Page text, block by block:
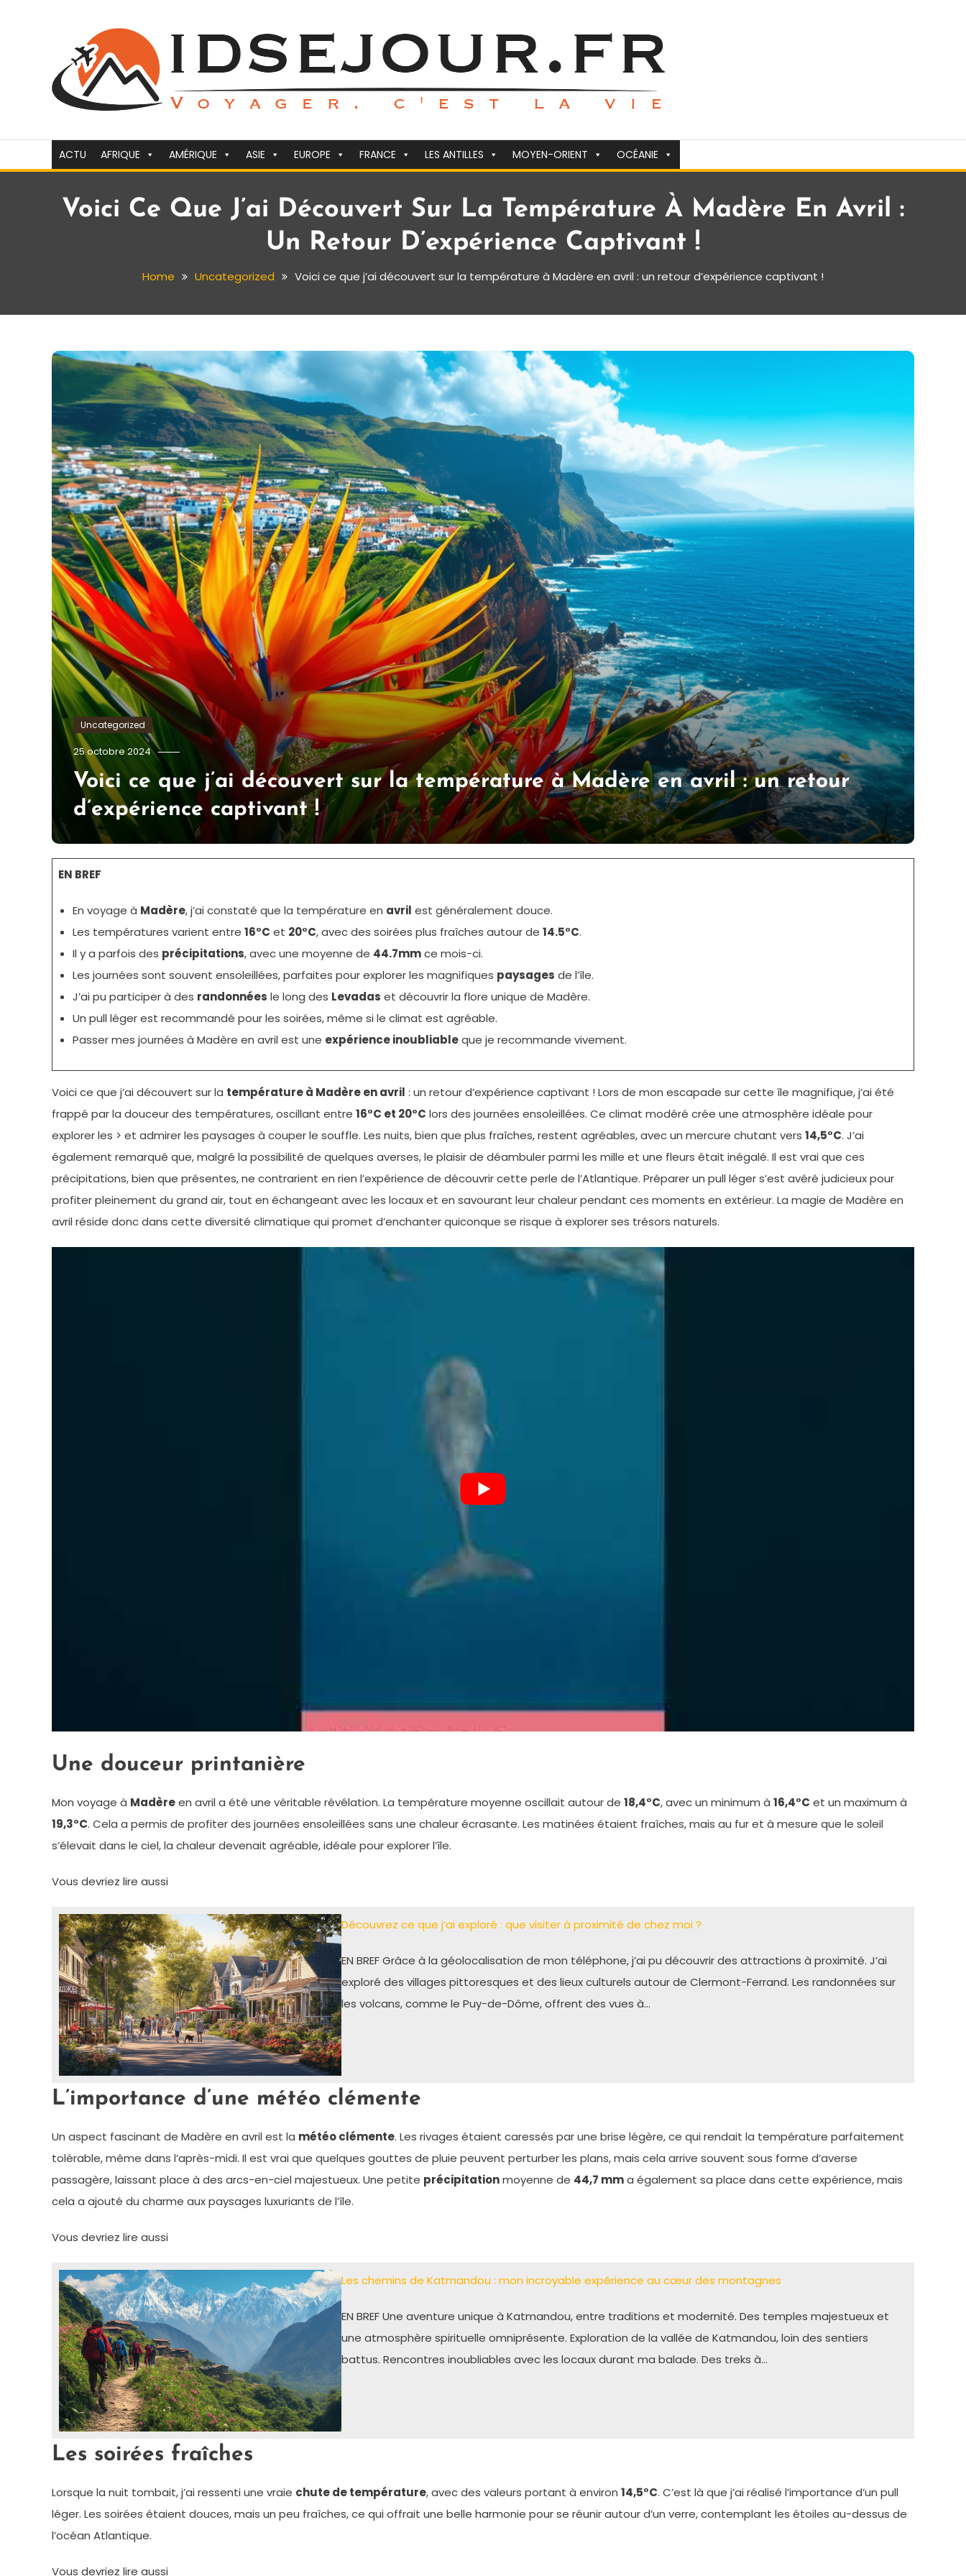
ACTU AFRIQUE AMÉRIQUE ASIE EUROPE FRANCE LES ANTILLES MOYEN-ORIENT OCÉANIE
Voici Ce Que J’ai Découvert Sur La Température À Madère En Avril :
Un Retour D’expérience Captivant !
Home Uncategorized Voici ce que j’ai découvert sur la température à Madère en avril : un retour d’expérience captivant !
Uncategorized
25 octobre 2024 Tom.Vidal.46
Voici ce que j’ai découvert sur la température à Madère en avril : un retour
d’expérience captivant !
EN BREF
En voyage à Madère, j’ai constaté que la température en avril est généralement douce.
Les températures varient entre 16°C et 20°C, avec des soirées plus fraîches autour de 14.5°C.
Il y a parfois des précipitations, avec une moyenne de 44.7mmce mois-ci.
Les journées sont souvent ensoleillées, parfaites pour explorer les magnifiques paysages de l’île.
J’ai pu participer à des randonnées le long des Levadas et découvrir la flore unique de Madère.
Un pull léger est recommandé pour les soirées, même si le climat est agréable.
Passer mes journées à Madère en avril est une expérience inoubliableque je recommande vivement.
Voici ce que j’ai découvert sur la température à Madère en avril : un retour d’expérience captivant ! Lors de mon escapade sur cette île magnifique, j’ai été
frappé par la douceur des températures, oscillant entre 16°C et 20°C lors des journées ensoleillées. Ce climat modéré crée une atmosphère idéale pour
explorer les > et admirer les paysages à couper le souffle. Les nuits, bien que plus fraîches, restent agréables, avec un mercure chutant vers 14,5°C. J’ai
également remarqué que, malgré la possibilité de quelques averses, le plaisir de déambuler parmi les mille et une fleurs était inégalé. Il est vrai que ces
précipitations, bien que présentes, ne contrarient en rien l’expérience de découvrir cette perle de l’Atlantique. Préparer un pull léger s’est avéré judicieux pour
profiter pleinement du grand air, tout en échangeant avec les locaux et en savourant leur chaleur pendant ces moments en extérieur. La magie de Madère en
avril réside donc dans cette diversité climatique qui promet d’enchanter quiconque se risque à explorer ses trésors naturels.
Une douceur printanière
Mon voyage à Madèreen avril a été une véritable révélation. La température moyenne oscillait autour de 18,4°C, avec un minimum à 16,4°C et un maximum à
19,3°C. Cela a permis de profiter des journées ensoleillées sans une chaleur écrasante. Les matinées étaient fraîches, mais au fur et à mesure que le soleil
s’élevait dans le ciel, la chaleur devenait agréable, idéale pour explorer l’île.
Vous devriez lire aussi
Découvrez ce que j’ai exploré : que visiter à proximité de chez moi ?
EN BREF Grâce à la géolocalisation de mon téléphone, j’ai pu découvrir des attractions à proximité. J’ai
exploré des villages pittoresques et des lieux culturels autour de Clermont-Ferrand. Les randonnées sur
les volcans, comme le Puy-de-Dôme, offrent des vues à…
L’importance d’une météo clémente
Un aspect fascinant de Madère en avril est la météo clémente. Les rivages étaient caressés par une brise légère, ce qui rendait la température parfaitement
tolérable, même dans l’après-midi. Il est vrai que quelques gouttes de pluie peuvent perturber les plans, mais cela arrive souvent sous forme d’averse
passagère, laissant place à des arcs-en-ciel majestueux. Une petite précipitationmoyenne de 44,7 mma également sa place dans cette expérience, mais
cela a ajouté du charme aux paysages luxuriants de l’île.
Vous devriez lire aussi
Les chemins de Katmandou : mon incroyable expérience au cœur des montagnes
EN BREF Une aventure unique à Katmandou, entre traditions et modernité. Des temples majestueux et
une atmosphère spirituelle omniprésente. Exploration de la vallée de Katmandou, loin des sentiers
battus. Rencontres inoubliables avec les locaux durant ma balade. Des treks à…
Les soirées fraîches
Lorsque la nuit tombait, j’ai ressenti une vraie chute de température, avec des valeurs portant à environ 14,5°C. C’est là que j’ai réalisé l’importance d’un pull
léger. Les soirées étaient douces, mais un peu fraîches, ce qui offrait une belle harmonie pour se réunir autour d’un verre, contemplant les étoiles au-dessus de
l’océan Atlantique.
Vous devriez lire aussi